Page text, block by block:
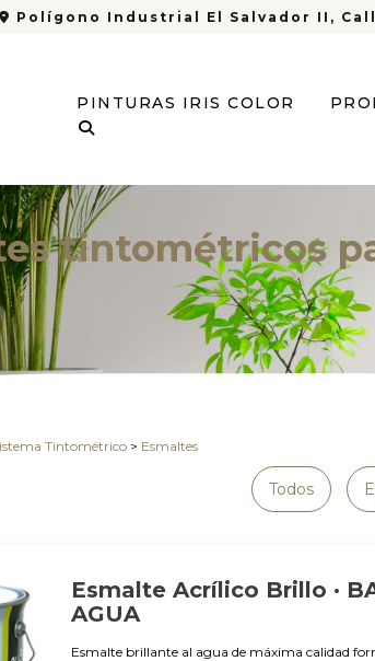
Polígono Industrial El Salvador II,
PINTURAS IRIS COLOR
tintométricos
Tintométrico > Esmaltes
Todos
Esmalte Acrílico Brillo ·
AGUA
Esmalte brillante al agua de máxima calidad